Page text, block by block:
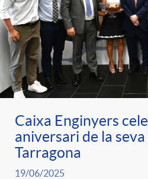
Caixa Enginyers
aniversari de la
Tarragona
19/06/2025